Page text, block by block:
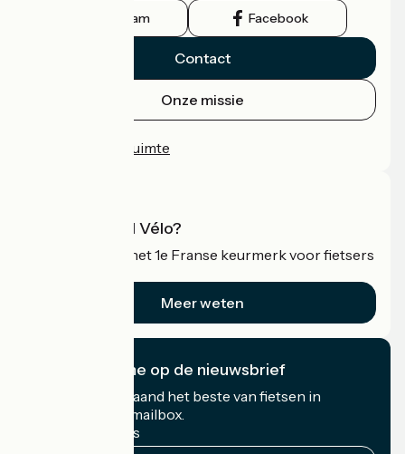
Instagram Facebook
Contact
Onze missie
Professionele ruimte
Wat is Accueil Vélo?
Accueil Vélo is het 1e Franse keurmerk voor fietsers
Meer weten
Ik abonneer me op de nieuwsbrief
Ontvang elke maand het beste van fietsen in
Frankrijk in uw mailbox.
Mijn e-mailadres